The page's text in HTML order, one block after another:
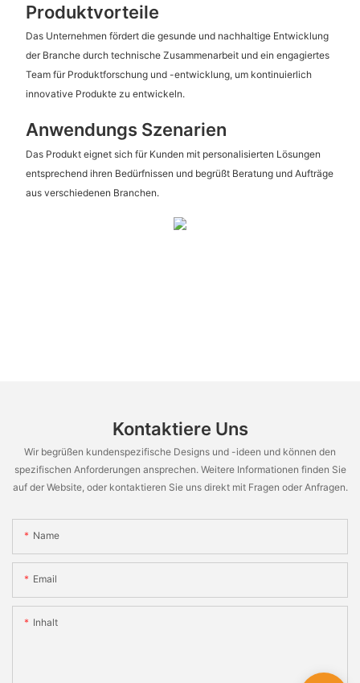
Produktvorteile
Das Unternehmen fördert die gesunde und nachhaltige Entwicklung
der Branche durch technische Zusammenarbeit und ein engagiertes
Team für Produktforschung und -entwicklung, um kontinuierlich
innovative Produkte zu entwickeln.
Anwendungs Szenarien
Das Produkt eignet sich für Kunden mit personalisierten Lösungen
entsprechend ihren Bedürfnissen und begrüßt Beratung und Aufträge
aus verschiedenen Branchen.
Kontaktiere Uns
Wir begrüßen kundenspezifische Designs und -ideen und können den
spezifischen Anforderungen ansprechen. Weitere Informationen finden Sie
auf der Website, oder kontaktieren Sie uns direkt mit Fragen oder Anfragen.
Name
Email
Inhalt